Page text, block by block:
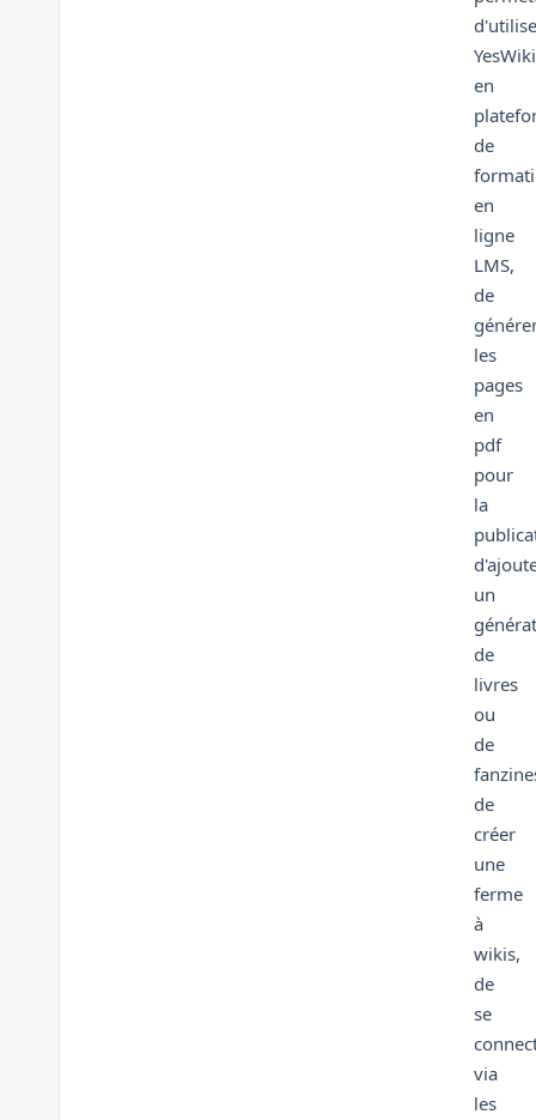
YesWiki
en
de
en
ligne
LMS,
de
les
pages
en
pdf
pour
la
un
de
livres
ou
de
de
créer
une
ferme
à
wikis,
de
se
via
les